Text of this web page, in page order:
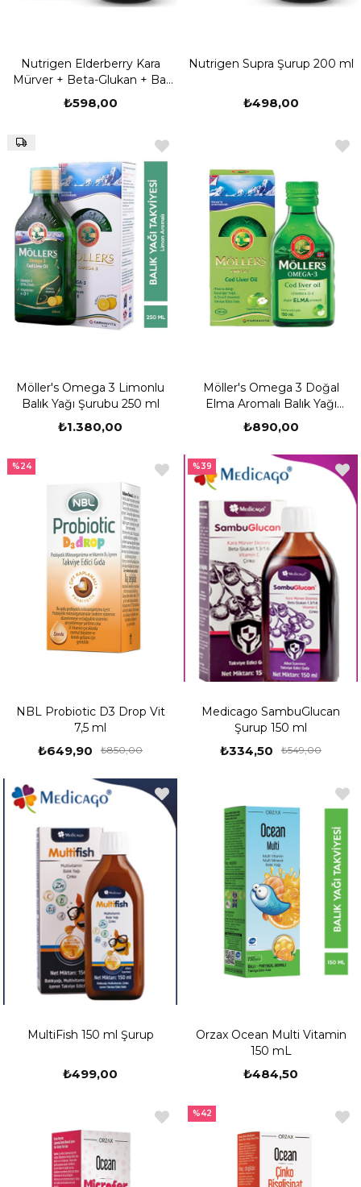
Nutrigen Elderberry Kara
Mürver + Beta-Glukan + Bal
Şurup 200 ml
₺598,00
Nutrigen Supra Şurup 200 ml
₺498,00
Möller's Omega 3 Limonlu
Balık Yağı Şurubu 250 ml
₺1.380,00
Möller's Omega 3 Doğal
Elma Aromalı Balık Yağı
Şurubu 150 ml
₺890,00
NBL Probiotic D3 Drop Vit
7,5 ml
₺649,90 ₺850,00
%24
Medicago SambuGlucan
Şurup 150 ml
₺334,50 ₺549,00
%39
MultiFish 150 ml Şurup
₺499,00
Orzax Ocean Multi Vitamin
150 mL
₺484,50
%42